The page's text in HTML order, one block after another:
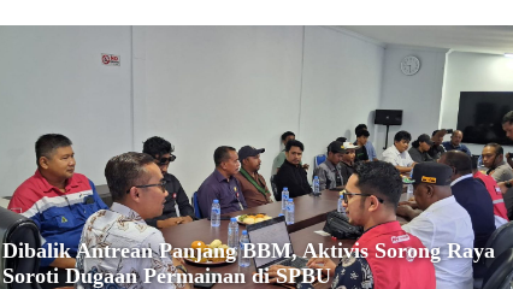
Dibalik Antrean Panjang BBM, Aktivis Sorong Raya
Soroti Dugaan Permainan di SPBU